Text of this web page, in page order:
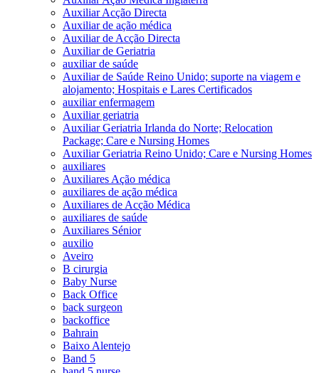
Auxiliar Acção Directa
Auxiliar de ação médica
Auxiliar de Acção Directa
Auxiliar de Geriatria
auxiliar de saúde
Auxiliar de Saúde Reino Unido; suporte na viagem e
alojamento; Hospitais e Lares Certificados
auxiliar enfermagem
Auxiliar geriatria
Auxiliar Geriatria Irlanda do Norte; Relocation
Package; Care e Nursing Homes
Auxiliar Geriatria Reino Unido; Care e Nursing Homes
auxiliares
Auxiliares Ação médica
auxiliares de ação médica
Auxiliares de Acção Médica
auxiliares de saúde
Auxiliares Sénior
auxilio
Aveiro
B cirurgia
Baby Nurse
Back Office
back surgeon
backoffice
Bahrain
Baixo Alentejo
Band 5